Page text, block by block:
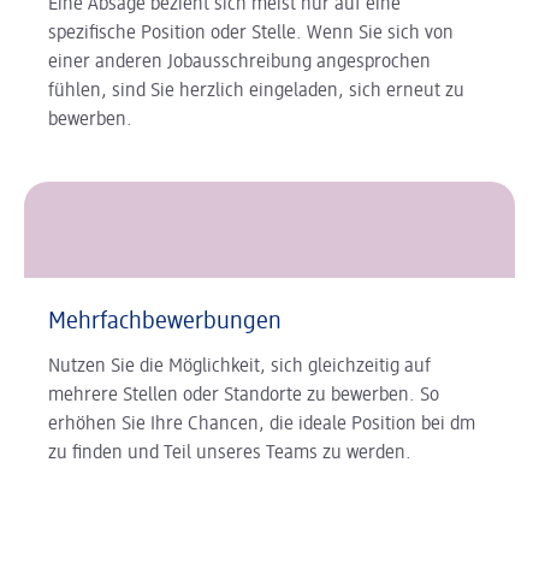
Eine Absage bezieht sich meist nur auf eine
spezifische Position oder Stelle. Wenn Sie sich von
einer anderen Jobausschreibung angesprochen
fühlen, sind Sie herzlich eingeladen, sich erneut zu
bewerben.
Mehrfachbewerbungen
Nutzen Sie die Möglichkeit, sich gleichzeitig auf
mehrere Stellen oder Standorte zu bewerben. So
erhöhen Sie Ihre Chancen, die ideale Position bei dm
zu finden und Teil unseres Teams zu werden.